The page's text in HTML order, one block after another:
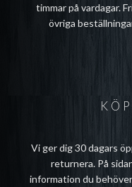
timmar på vardagar.
övriga
Vi ger dig 30 dagars
returnera. På
information du